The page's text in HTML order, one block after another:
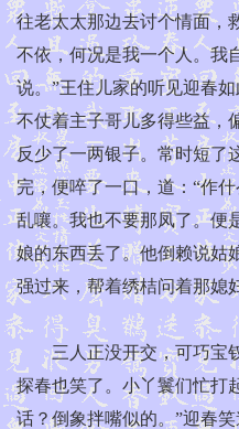
往老太太那边去讨个情面，
不依，何况是我一个人。我
说。”王住儿家的听见迎春
不仗着主子哥儿多得些益，
反少了一两银子。常时短了
完，便啐了一口，道：“作
乱嚷。我也不要那凤了。便
娘的东西丢了。他倒赖说姑
强过来，帮着绣桔问着那媳
三人正没开交，可巧宝钗
探春也笑了。小丫鬟们忙打
话？倒象拌嘴似的。”迎春